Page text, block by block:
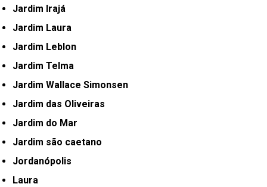
Jardim Irajá
Jardim Laura
Jardim Leblon
Jardim Telma
Jardim Wallace Simonsen
Jardim das Oliveiras
Jardim do Mar
Jardim são caetano
Jordanópolis
Laura